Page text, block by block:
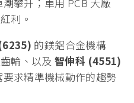
利。
的鎂鋁合金機構
輪、以及智伸科 (4551)
求精準機械動作的趨勢